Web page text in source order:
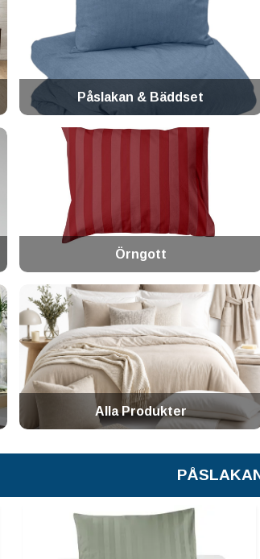
Påslakan & Bäddset
Örngott
Alla Produkter